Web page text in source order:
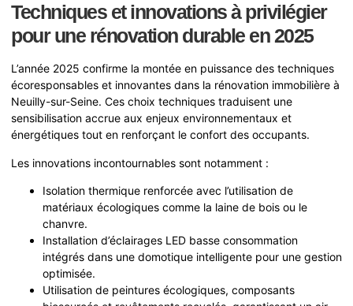
Techniques et innovations à privilégier
pour une rénovation durable en 2025
L’année 2025 confirme la montée en puissance des techniques
écoresponsables et innovantes dans la rénovation immobilière à
Neuilly-sur-Seine. Ces choix techniques traduisent une
sensibilisation accrue aux enjeux environnementaux et
énergétiques tout en renforçant le confort des occupants.
Les innovations incontournables sont notamment :
Isolation thermique renforcée avec l’utilisation de
matériaux écologiques comme la laine de bois ou le
chanvre.
Installation d’éclairages LED basse consommation
intégrés dans une domotique intelligente pour une gestion
optimisée.
Utilisation de peintures écologiques, composants